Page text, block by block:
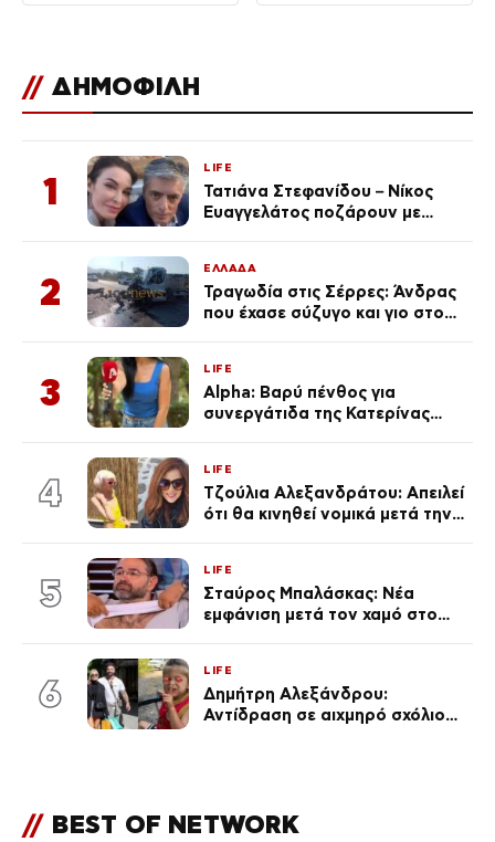
// ΔΗΜΟΦΙΛΗ
1
LIFE
Τατιάνα Στεφανίδου – Νίκος
Ευαγγελάτος ποζάρουν με
2
ΕΛΛΑΔΑ
Τραγωδία στις Σέρρες: Άνδρας
που έχασε σύζυγο και γιο στο
3
LIFE
Alpha: Βαρύ πένθος για
συνεργάτιδα της Κατερίνας
του Θεού»
4
LIFE
Τζούλια Αλεξανδράτου: Απειλεί
ότι θα κινηθεί νομικά μετά την
5
LIFE
Σταύρος Μπαλάσκας: Νέα
εμφάνιση μετά τον χαμό στο
6
LIFE
Δημήτρη Αλεξάνδρου:
Αντίδραση σε αιχμηρό σχόλιο
// BEST OF NETWORK